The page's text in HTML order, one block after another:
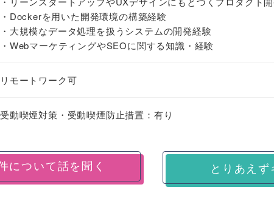
・Dockerを用いた開発環境の構築経験
・大規模なデータ処理を扱うシステムの開発経験
・WebマーケティングやSEOに関する知識・経験
リモートワーク可
受動喫煙対策・受動喫煙防止措置：有り
とりあえ